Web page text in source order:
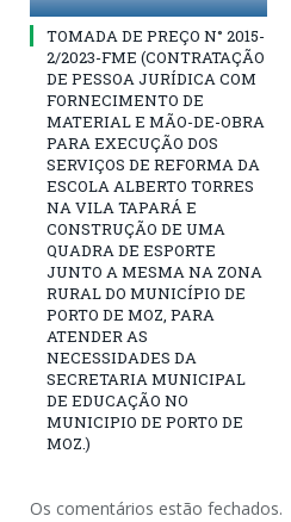
TOMADA DE PREÇO N° 2015-
2/2023-FME (CONTRATAÇÃO
DE PESSOA JURÍDICA COM
FORNECIMENTO DE
MATERIAL E MÃO-DE-OBRA
PARA EXECUÇÃO DOS
SERVIÇOS DE REFORMA DA
ESCOLA ALBERTO TORRES
NA VILA TAPARÁ E
CONSTRUÇÃO DE UMA
QUADRA DE ESPORTE
JUNTO A MESMA NA ZONA
RURAL DO MUNICÍPIO DE
PORTO DE MOZ, PARA
ATENDER AS
NECESSIDADES DA
SECRETARIA MUNICIPAL
DE EDUCAÇÃO NO
MUNICIPIO DE PORTO DE
MOZ.)
Os comentários estão fechados.